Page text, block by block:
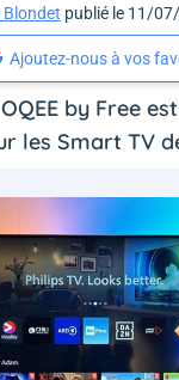
Blondet publié le 11/
Ajoutez-nous à vos
by Free
les Smart TV